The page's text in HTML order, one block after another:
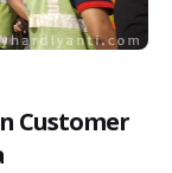
Customer